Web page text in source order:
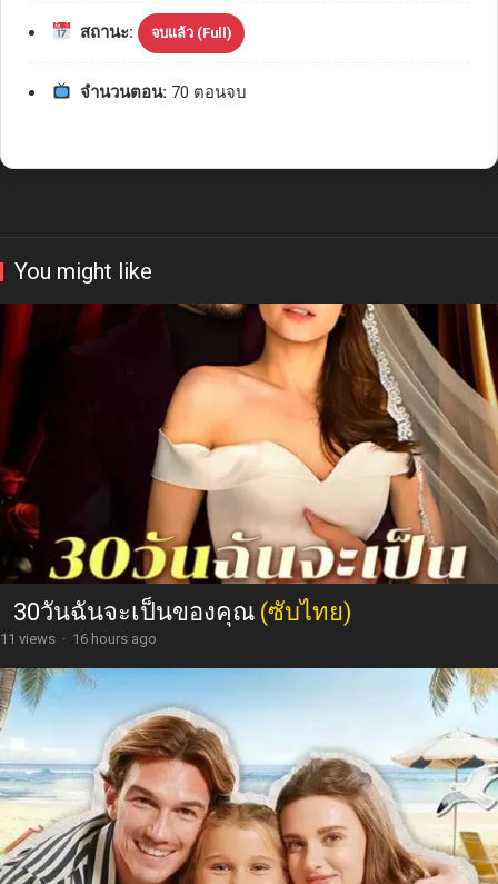
สถานะ: จบแล้ว (Full)
จำนวนตอน: 70 ตอนจบ
You might like
30วันฉันจะเป็นของคุณ (ซับไทย)
11 views · 16 hours ago